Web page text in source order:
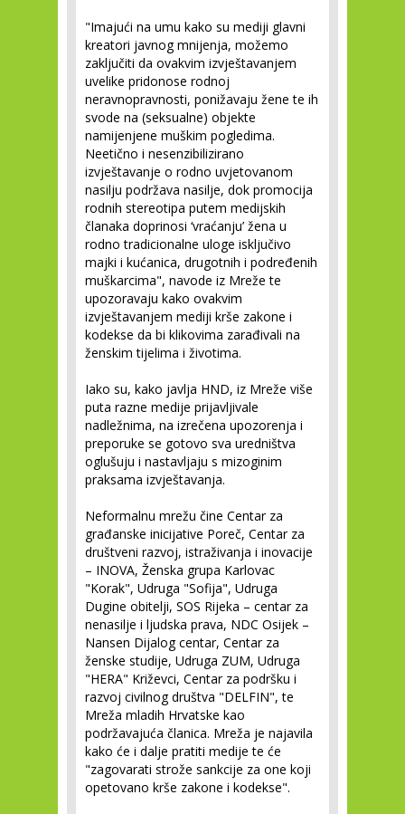
"Imajući na umu kako su mediji glavni
kreatori javnog mnijenja, možemo
zaključiti da ovakvim izvještavanjem
uvelike pridonose rodnoj
neravnopravnosti, ponižavaju žene te ih
svode na (seksualne) objekte
namijenjene muškim pogledima.
Neetično i nesenzibilizirano
izvještavanje o rodno uvjetovanom
nasilju podržava nasilje, dok promocija
rodnih stereotipa putem medijskih
članaka doprinosi ‘vraćanju’ žena u
rodno tradicionalne uloge isključivo
majki i kućanica, drugotnih i podređenih
muškarcima", navode iz Mreže te
upozoravaju kako ovakvim
izvještavanjem mediji krše zakone i
kodekse da bi klikovima zarađivali na
ženskim tijelima i životima.
Iako su, kako javlja HND, iz Mreže više
puta razne medije prijavljivale
nadležnima, na izrečena upozorenja i
preporuke se gotovo sva uredništva
oglušuju i nastavljaju s mizoginim
praksama izvještavanja.
Neformalnu mrežu čine Centar za
građanske inicijative Poreč, Centar za
društveni razvoj, istraživanja i inovacije
– INOVA, Ženska grupa Karlovac
"Korak", Udruga "Sofija", Udruga
Dugine obitelji, SOS Rijeka – centar za
nenasilje i ljudska prava, NDC Osijek –
Nansen Dijalog centar, Centar za
ženske studije, Udruga ZUM, Udruga
"HERA" Križevci, Centar za podršku i
razvoj civilnog društva "DELFIN", te
Mreža mladih Hrvatske kao
podržavajuća članica. Mreža je najavila
kako će i dalje pratiti medije te će
"zagovarati strože sankcije za one koji
opetovano krše zakone i kodekse".